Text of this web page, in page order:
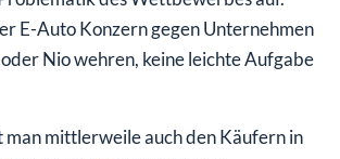
E-Auto Konzern gegen Unternehmen
Nio wehren, keine leichte Aufgabe
man mittlerweile auch den Käufern in